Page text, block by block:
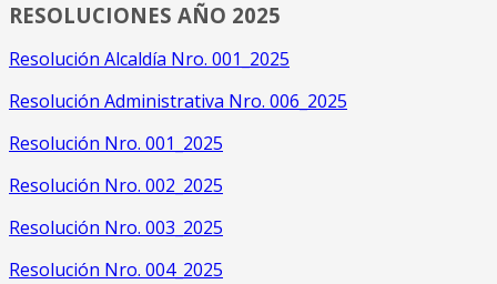
RESOLUCIONES AÑO 2025
Resolución Alcaldía Nro. 001_2025
Resolución Administrativa Nro. 006_2025
Resolución Nro. 001_2025
Resolución Nro. 002_2025
Resolución Nro. 003_2025
Resolución Nro. 004_2025